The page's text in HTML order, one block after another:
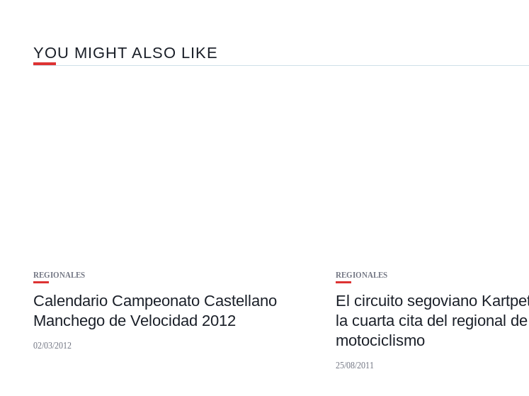
YOU MIGHT ALSO LIKE
REGIONALES
Calendario Campeonato Castellano
Manchego de Velocidad 2012
02/03/2012
REGIONALES
El circuito segoviano
la cuarta cita del regional de
motociclismo
25/08/2011